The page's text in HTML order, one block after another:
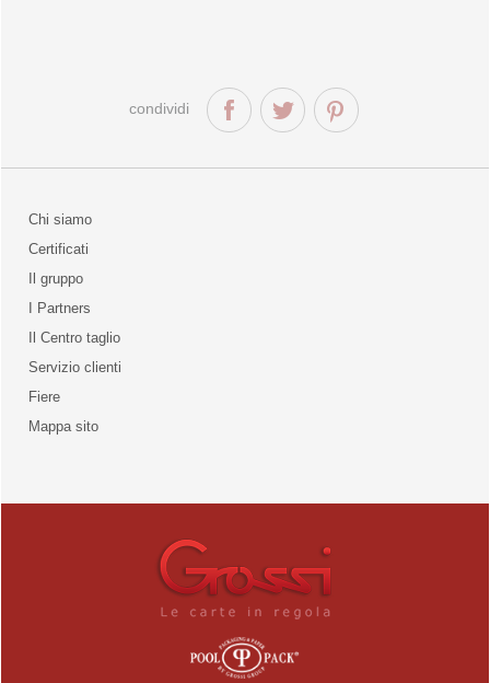
condividi
Chi siamo
qualità
Certificati
Il gruppo
I Partners
Il Centro taglio
Servizio clienti
Fiere
Mappa sito